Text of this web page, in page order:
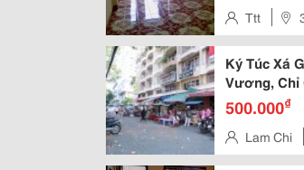
Ttt
Ký Túc Xá
Vương, Chỉ
500.000₫
Lam Chi
Việt Nam